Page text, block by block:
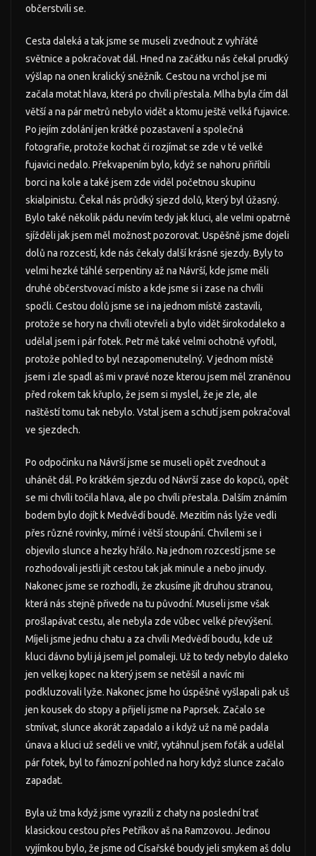
občerstvili se.
Cesta daleká a tak jsme se museli zvednout z vyhřáté
světnice a pokračovat dál. Hned na začátku nás čekal prudký
výšlap na onen kralický sněžník. Cestou na vrchol jse mi
začala motat hlava, která po chvíli přestala. Mlha byla čím dál
větší a na pár metrů nebylo vidět a ktomu ještě velká fujavice.
Po jejím zdolání jen krátké pozastavení a společná
fotografie, protože kochat či rozjímat se zde v té velké
fujavici nedalo. Překvapením bylo, když se nahoru přiřítili
borci na kole a také jsem zde viděl početnou skupinu
skialpinistu. Čekal nás průdký sjezd dolů, který byl úžasný.
Bylo také několik pádu nevím tedy jak kluci, ale velmi opatrně
sjížděli jak jsem měl možnost pozorovat. Uspěšně jsme dojeli
dolů na rozcestí, kde nás čekaly další krásné sjezdy. Byly to
velmi hezké táhlé serpentiny až na Návrší, kde jsme měli
druhé občerstvovací místo a kde jsme si i zase na chvíli
spočli. Cestou dolů jsme se i na jednom místě zastavili,
protože se hory na chvíli otevřeli a bylo vidět širokodaleko a
udělal jsem i pár fotek. Petr mě také velmi ochotně vyfotil,
protože pohled to byl nezapomenutelný. V jednom místě
jsem i zle spadl aš mi v pravé noze kterou jsem měl zraněnou
před rokem tak křuplo, že jsem si myslel, že je zle, ale
naštěstí tomu tak nebylo. Vstal jsem a schutí jsem pokračoval
ve sjezdech.
Po odpočinku na Návrší jsme se museli opět zvednout a
uhánět dál. Po krátkém sjezdu od Návrší zase do kopců, opět
se mi chvíli točila hlava, ale po chvíli přestala. Dalším známím
bodem bylo dojít k Medvědí boudě. Mezitím nás lyže vedli
přes různé rovinky, mírné i větší stoupání. Chvílemi se i
objevilo slunce a hezky hřálo. Na jednom rozcestí jsme se
rozhodovali jestli jít cestou tak jak minule a nebo jinudy.
Nakonec jsme se rozhodli, že zkusíme jít druhou stranou,
která nás stejně přivede na tu původní. Museli jsme však
prošlapávat cestu, ale nebyla zde vůbec velké převýšení.
Míjeli jsme jednu chatu a za chvíli Medvědí boudu, kde už
kluci dávno byli já jsem jel pomaleji. Už to tedy nebylo daleko
jen velkej kopec na který jsem se netěšil a navíc mi
podkluzovali lyže. Nakonec jsme ho úspěšně vyšlapali pak uš
jen kousek do stopy a přijeli jsme na Paprsek. Začalo se
stmívat, slunce akorát zapadalo a i když už na mě padala
únava a kluci už seděli ve vnitř, vytáhnul jsem foťák a udělal
pár fotek, byl to fámozní pohled na hory když slunce začalo
zapadat.
Byla už tma když jsme vyrazili z chaty na poslední trať
klasickou cestou přes Petříkov aš na Ramzovou. Jedinou
vyjímkou bylo, že jsme od Císařské boudy jeli smykem aš dolu